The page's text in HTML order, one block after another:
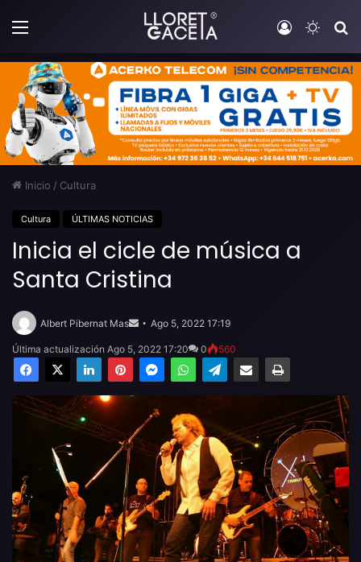
Menú Iniciar
Inicio / Cultura
Cultura ÚLTIMAS NOTICIAS
Inicia el cicle de música a
Santa Cristina
Albert Pibernat Mas
email
Ago 5, 2022 17:19
Última actualización Ago 5, 2022 17:20 0 560
Facebook
X LinkedInPinterestMessengerWhatsAppTelegramCompartir por email Imprimir